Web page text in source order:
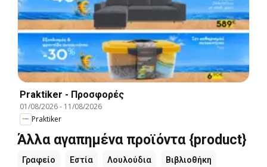
Praktiker - Προσφορές
01/08/2026- 11/08/2026
Praktiker
Άλλα αγαπημένα προϊόντα {product}
Γραφείο Εστία Λουλούδια Βιβλιοθήκη